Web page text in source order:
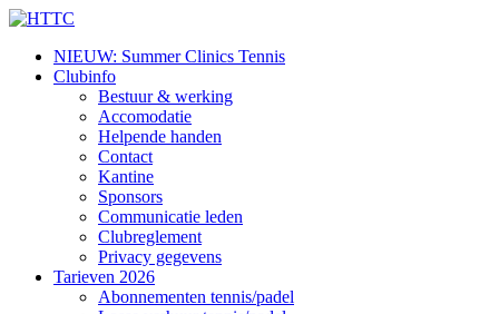
NIEUW: Summer Clinics Tennis
Clubinfo
Bestuur & werking
Accomodatie
Helpende handen
Contact
Kantine
Sponsors
Communicatie leden
Clubreglement
Privacy gegevens
Tarieven 2026
Abonnementen tennis/padel